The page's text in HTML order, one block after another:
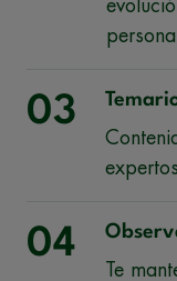
03
04
Te